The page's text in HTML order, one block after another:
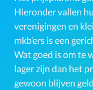
Hieronder vallen
verenigingen en
mkb’ers is een
Wat goed is om te
lager zijn dan het
gewoon blijven